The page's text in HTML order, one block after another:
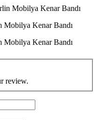
Mobilya Kenar Bandı
Mobilya Kenar Bandı
review.